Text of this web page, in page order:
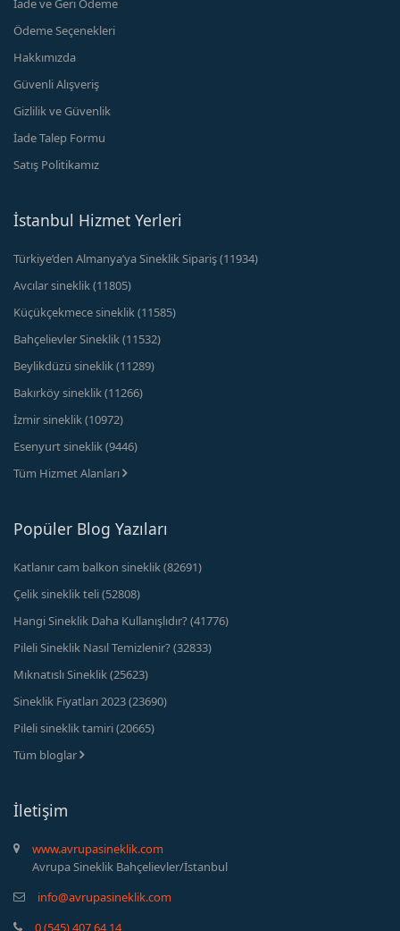
İade ve Geri Ödeme
Ödeme Seçenekleri
Hakkımızda
Güvenli Alışveriş
Gizlilik ve Güvenlik
İade Talep Formu
Satış Politikamız
İstanbul Hizmet Yerleri
Türkiye’den Almanya’ya Sineklik Sipariş (11934)
Avcılar sineklik (11805)
Küçükçekmece sineklik (11585)
Bahçelievler Sineklik (11532)
Beylikdüzü sineklik (11289)
Bakırköy sineklik (11266)
İzmir sineklik (10972)
Esenyurt sineklik (9446)
Tüm Hizmet Alanları
Popüler Blog Yazıları
Katlanır cam balkon sineklik (82691)
Çelik sineklik teli (52808)
Hangi Sineklik Daha Kullanışlıdır? (41776)
Pileli Sineklik Nasıl Temizlenir? (32833)
Mıknatıslı Sineklik (25623)
Sineklik Fiyatları 2023 (23690)
Pileli sineklik tamiri (20665)
Tüm bloglar
İletişim
www.avrupasineklik.com
Avrupa Sineklik Bahçelievler/İstanbul
info@avrupasineklik.com
0 (545) 407 64 14